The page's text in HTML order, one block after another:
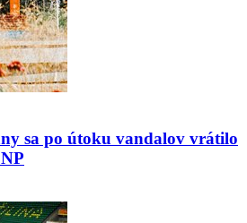
sa po útoku vandalov vrátilo